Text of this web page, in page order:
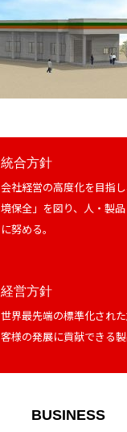
統合方針
会社経営の高度化を目指
境保全」を図り、人・製
に努める。
経営方針
世界最先端の標準化され
客様の発展に貢献できる製
BUSINESS